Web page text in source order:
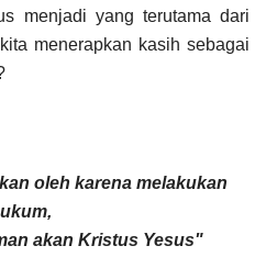
menjadi yang terutama dari
menerapkan kasih sebagai
oleh karena melakukan
akan Kristus Yesus"